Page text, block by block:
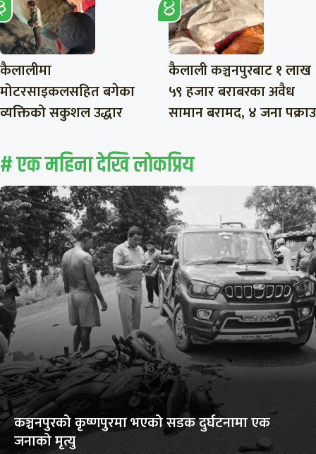
कैलालीमा
मोटरसाइकलसहित बगेका
व्यक्तिको सकुशल उद्धार
कैलाली कञ्चनपुरबाट १ लाख
५९ हजार बराबरका अवैध
सामान बरामद, ४ जना पक्राउ
# एक महिना देखि लाेकप्रिय
कञ्चनपुरको कृष्णपुरमा भएको सडक दुर्घटनामा एक
जनाको मृत्यु